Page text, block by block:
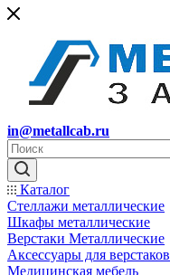
in@metallcab.ru
Каталог
Стеллажи металлические
Шкафы металлические
Верстаки Металлические
Аксессуары для верстаков
Медицинская мебель